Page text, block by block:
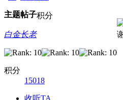
主题帖子积分
白金长老
积分
15018
收听TA